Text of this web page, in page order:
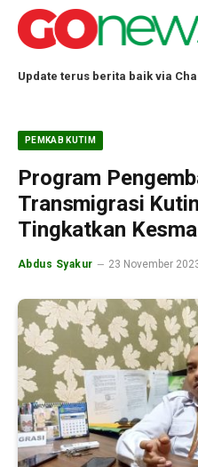
Update terus berita baik via
PEMKAB KUTIM
Program
Transmigrasi
Tingkatkan
Abdus Syakur 23 November